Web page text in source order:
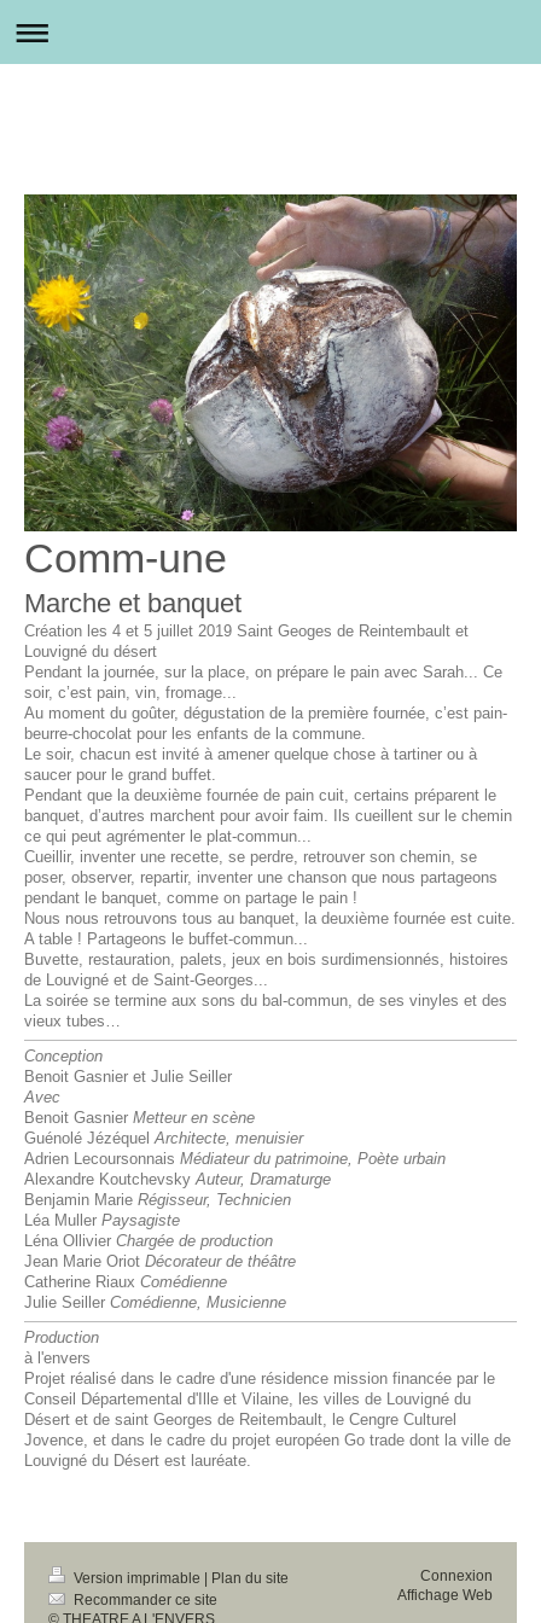
Comm-une
Marche et banquet
Création les 4 et 5 juillet 2019 Saint Geoges de Reintembault et
Louvigné du désert
Pendant la journée, sur la place, on prépare le pain avec Sarah... Ce
soir, c’est pain, vin, fromage...
Au moment du goûter, dégustation de la première fournée, c’est pain-
beurre-chocolat pour les enfants de la commune.
Le soir, chacun est invité à amener quelque chose à tartiner ou à
saucer pour le grand buffet.
Pendant que la deuxième fournée de pain cuit, certains préparent le
banquet, d’autres marchent pour avoir faim. Ils cueillent sur le chemin
ce qui peut agrémenter le plat-commun...
Cueillir, inventer une recette, se perdre, retrouver son chemin, se
poser, observer, repartir, inventer une chanson que nous partageons
pendant le banquet, comme on partage le pain !
Nous nous retrouvons tous au banquet, la deuxième fournée est cuite.
A table ! Partageons le buffet-commun...
Buvette, restauration, palets, jeux en bois surdimensionnés, histoires
de Louvigné et de Saint-Georges...
La soirée se termine aux sons du bal-commun, de ses vinyles et des
vieux tubes…
Conception
Benoit Gasnier et Julie Seiller
Avec
Benoit Gasnier Metteur en scène
Guénolé JézéquelArchitecte, menuisier
Adrien Lecoursonnais Médiateur du patrimoine, Poète urbain
Alexandre KoutchevskyAuteur, Dramaturge
Benjamin Marie Régisseur, Technicien
Léa Muller Paysagiste
Léna Ollivier Chargée de production
Jean Marie Oriot Décorateur de théâtre
Catherine Riaux Comédienne
Julie Seiller Comédienne, Musicienne
Production
à l'envers
Projet réalisé dans le cadre d'une résidence mission financée par le
Conseil Départemental d'Ille et Vilaine, les villes de Louvigné du
Désert et de saint Georges de Reitembault, le Cengre Culturel
Jovence, et dans le cadre du projet européen Go trade dont la ville de
Louvigné du Désert est lauréate.
Version imprimable
Plan du site
Recommander ce site
© THEATRE A L'ENVERS
Connexion
Affichage Web